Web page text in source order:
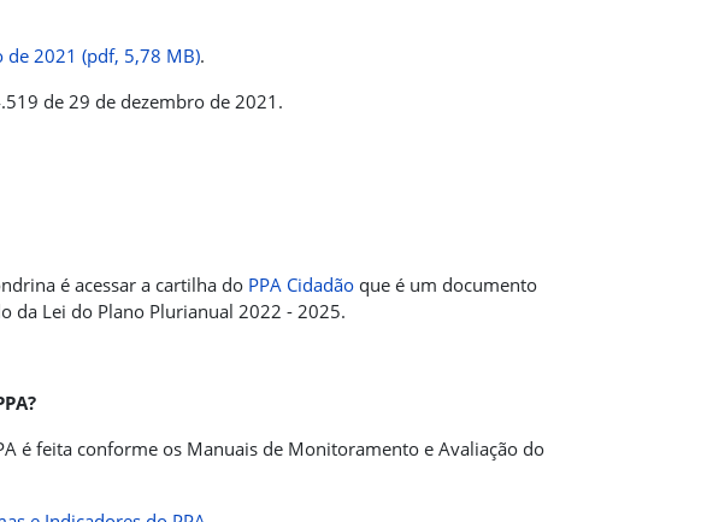
de 2021 (pdf, 5,78 MB).
de 29 de dezembro de 2021.
é acessar a cartilha do PPA Cidadão que é um documento
da Lei do Plano Plurianual 2022 - 2025.
é feita conforme os Manuais de Monitoramento e Avaliação do